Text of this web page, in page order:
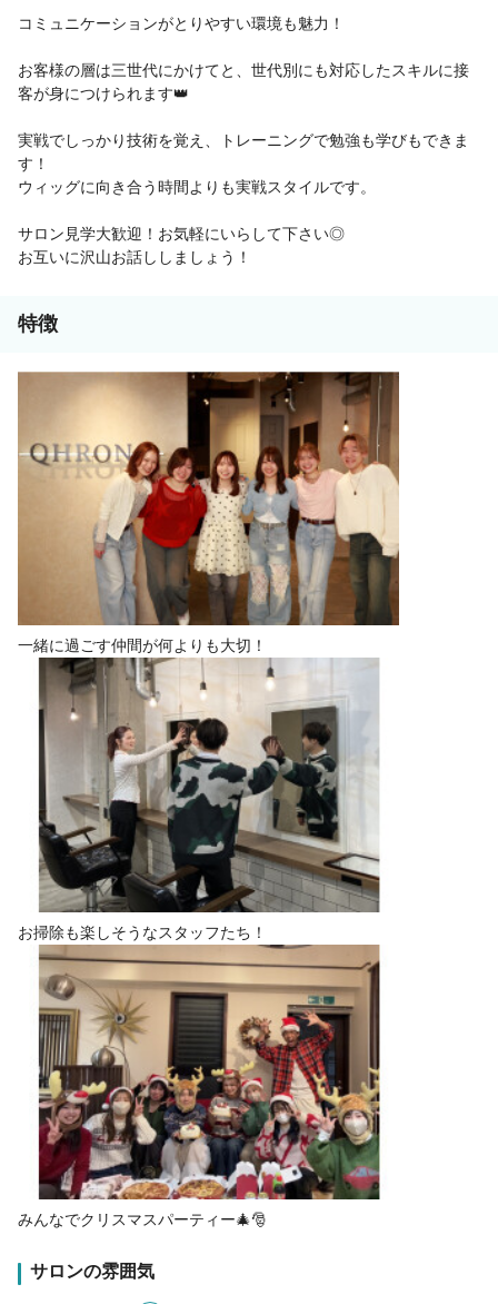
コミュニケーションがとりやすい環境も魅力！
お客様の層は三世代にかけてと、世代別にも対応したスキルに接
客が身につけられます👑
実戦でしっかり技術を覚え、トレーニングで勉強も学びもできま
す！
ウィッグに向き合う時間よりも実戦スタイルです。
サロン見学大歓迎！お気軽にいらして下さい◎
お互いに沢山お話ししましょう！
特徴
一緒に過ごす仲間が何よりも大切！
お掃除も楽しそうなスタッフたち！
みんなでクリスマスパーティー🎄🎅
サロンの雰囲気